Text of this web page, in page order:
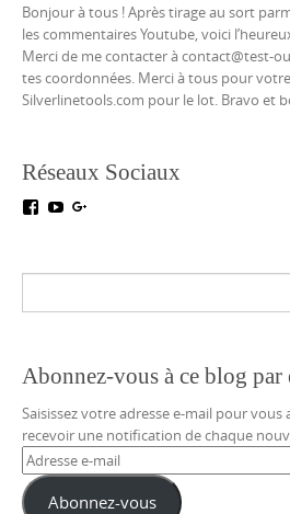
Bonjour à tous ! Après tirage au sort
les commentaires Youtube, voici
Merci de me contacter à contact@test-
tes coordonnées. Merci à tous pour
Silverlinetools.com pour le lot. Bravo et
Réseaux Sociaux
Voir
testoutillage
Facebook
Voir
YouTube
+Test-
sur
Abonnez-vous à ce blog par
Saisissez votre adresse e-mail pour vous
recevoir une notification de chaque
Adresse
e-
mail Abonnez-vous